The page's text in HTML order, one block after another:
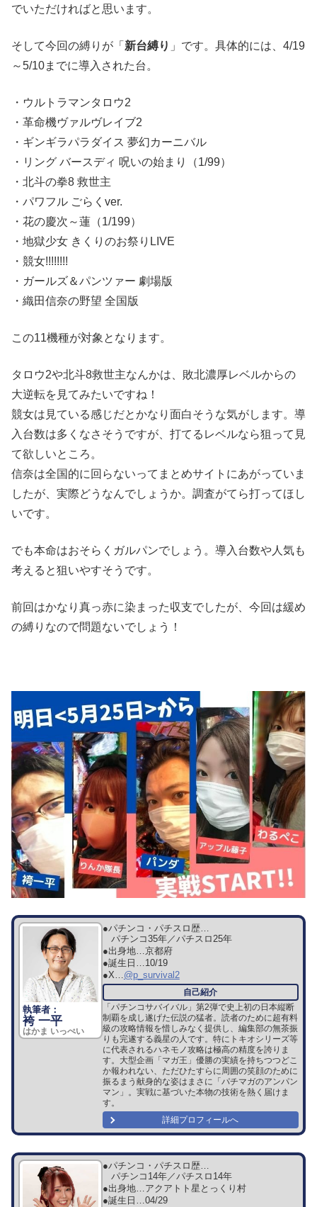
でいただければと思います。
そして今回の縛りが「 新台縛り 」です。具体的には、4/19
～5/10までに導入された台。
・ウルトラマンタロウ2
・革命機ヴァルヴレイブ2
・ギンギラパラダイス 夢幻カーニバル
・リング バースディ 呪いの始まり（1/99）
・北斗の拳8 救世主
・パワフル ごらくver.
・花の慶次～蓮（1/199）
・地獄少女 きくりのお祭りLIVE
・競女!!!!!!!!
・ガールズ＆パンツァー 劇場版
・織田信奈の野望 全国版
この11機種が対象となります。
タロウ2や北斗8救世主なんかは、敗北濃厚レベルからの
大逆転を見てみたいですね！
競女は見ている感じだとかなり面白そうな気がします。導
入台数は多くなさそうですが、打てるレベルなら狙って見
て欲しいところ。
信奈は全国的に回らないってまとめサイトにあがっていま
したが、実際どうなんでしょうか。調査がてら打ってほし
いです。
でも本命はおそらくガルパンでしょう。導入台数や人気も
考えると狙いやすそうです。
前回はかなり真っ赤に染まった収支でしたが、今回は緩め
の縛りなので問題ないでしょう！
袴 一平
はかま いっぺい
●パチンコ・パチスロ歴…
パチンコ35年／パチスロ25年
●出身地…京都府
●誕生日…10/19
●X…@p_survival2
「パチンコサバイバル」第2弾で史上初の日本縦断
制覇を成し遂げた伝説の猛者。読者のために超有料
級の攻略情報を惜しみなく提供し、編集部の無茶振
りも完遂する義星の人です。特にトキオシリーズ等
に代表されるハネモノ攻略は極高の精度を誇りま
す。大型企画「マガ王」優勝の実績を持ちつつどこ
か報われない、ただひたすらに周囲の笑顔のために
振るまう献身的な姿はまさに「パチマガのアンパン
マン」。実戦に基づいた本物の技術を熱く届けま
す。
詳細プロフィールへ
●パチンコ・パチスロ歴…
パチンコ14年／パチスロ14年
●出身地…アクアトト星とっくり村
●誕生日…04/29